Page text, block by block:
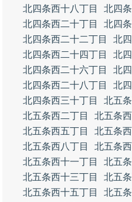
北四条西十八丁目
北四
北四条西二十丁目
北四
北四条西二十二丁目
北
北四条西二十四丁目
北
北四条西二十六丁目
北
北四条西二十八丁目
北
北四条西三十丁目
北五
北五条西二丁目
北五条
北五条西五丁目
北五条
北五条西八丁目
北五条
北五条西十一丁目
北五
北五条西十三丁目
北五
北五条西十五丁目
北五